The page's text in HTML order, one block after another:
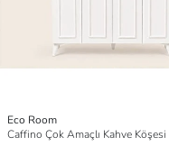
Eco Room